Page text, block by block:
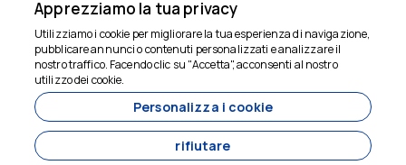
goncuturizm.com
6860
Apprezziamo la tua privacy
Utilizziamo i cookie per migliorare la tua esperienza di navigazione,
pubblicare annunci o contenuti personalizzati e analizzare il
nostro traffico. Facendo clic su "Accetta", acconsenti al nostro
utilizzo dei cookie.
Personalizza i cookie
rifiutare
Siamo qui per aiutarti